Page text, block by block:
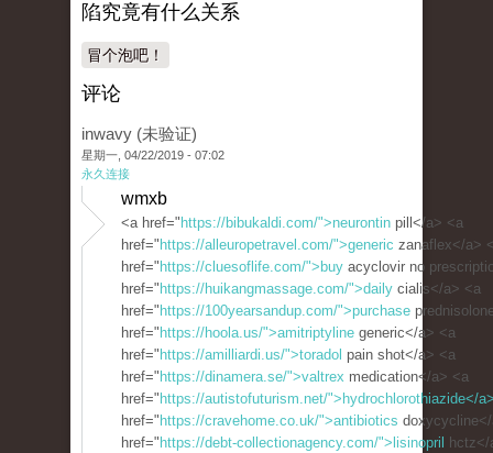
陷究竟有什么关系
冒个泡吧！
评论
inwavy (未验证)
星期一, 04/22/2019 - 07:02
永久连接
wmxb
<a href=" https://bibukaldi.com/">neurontin pill</a> <a
href=" https://alleuropetravel.com/">generic zanaflex</a>
href=" https://cluesoflife.com/">buy acyclovir no
href=" https://huikangmassage.com/">daily cialis</a> <a
href=" https://100yearsandup.com/">purchase
href=" https://hoola.us/">amitriptyline generic</a> <a
href=" https://amilliardi.us/">toradol pain shot</a> <a
href=" https://dinamera.se/">valtrex medication</a> <a
href=" https://autistofuturism.net/">hydrochlorothiazide</
href=" https://cravehome.co.uk/">antibiotics
href=" https://debt-collectionagency.com/">lisinopril